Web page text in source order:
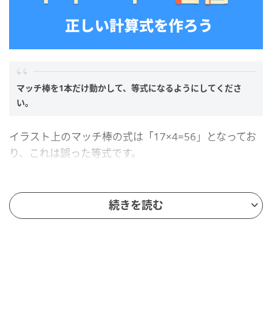
マッチ棒を1本だけ動かして、等式になるようにしてくださ
い。
イラスト上のマッチ棒の式は「17×4=56」となってお
り、これは誤った等式です。
マッチ棒をどのように動かせば正しい等式に修正できるか考え
てください。
続きを読む